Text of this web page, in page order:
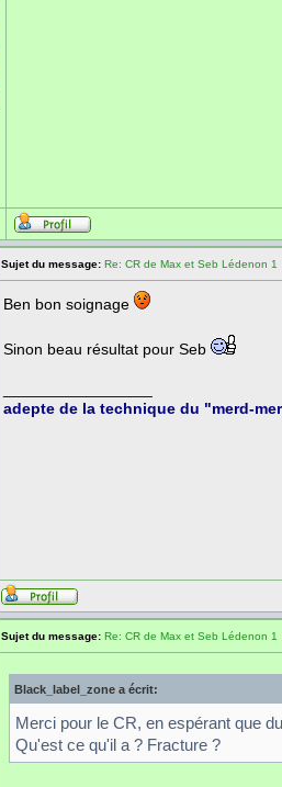
Sujet du message: Re: CR de Max et Seb Lédenon 1
Ben bon soignage
Sinon beau résultat pour Seb
adepte de la technique du "merd-
Sujet du message: Re: CR de Max et Seb Lédenon 1
Black_label_zone a écrit:
Merci pour le CR, en espérant que
Qu'est ce qu'il a ? Fracture ?